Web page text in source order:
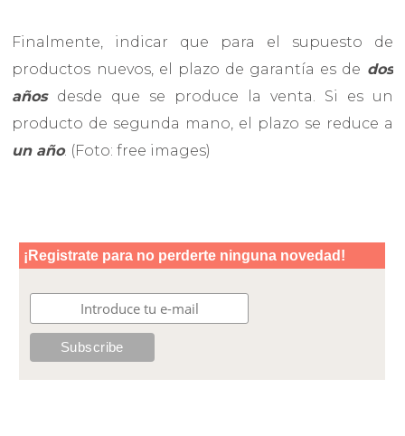
Finalmente, indicar que para el supuesto de
productos nuevos, el plazo de garantía es de dos
años desde que se produce la venta. Si es un
producto de segunda mano, el plazo se reduce a
un año. (Foto: free images)